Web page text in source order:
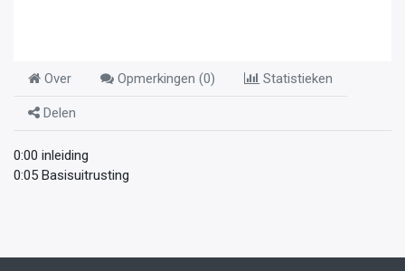
Over Opmerkingen (0) Statistieken
Delen
0:00 inleiding
0:05 Basisuitrusting